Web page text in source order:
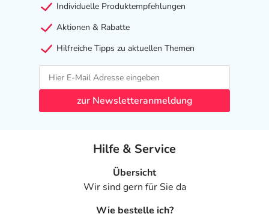
Individuelle Produktempfehlungen
Aktionen & Rabatte
Hilfreiche Tipps zu aktuellen Themen
zur Newsletteranmeldung
Hilfe & Service
Übersicht
Wir sind gern für Sie da
Wie bestelle ich?